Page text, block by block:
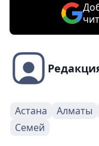
Астана Алматы
Семей